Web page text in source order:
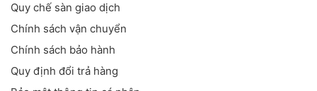
Quy chế sàn giao dịch
Chính sách vận chuyển
Chính sách bảo hành
Quy định đổi trả hàng